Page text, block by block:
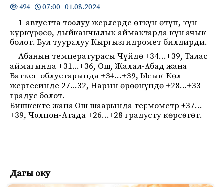
494 07:00 01.08.2024
1-августта тоолуу жерлерде өткүн өтүп, күн
күркүрөсө, дыйканчылык аймактарда күн ачык
болот. Бул тууралуу Кыргызгидромет билдирди.
Абанын температурасы Чүйдө +34…+39, Талас
аймагында +31…+36, Ош, Жалал-Абад жана
Баткен облустарында +34…+39, Ысык-Көл
жергесинде 27…32, Нарын өрөөнүндө +28…+33
градус болот.
Бишкекте жана Ош шаарында термометр +37…
+39, Чолпон-Атада +26…+28 градусту көрсөтөт.
Дагы оку